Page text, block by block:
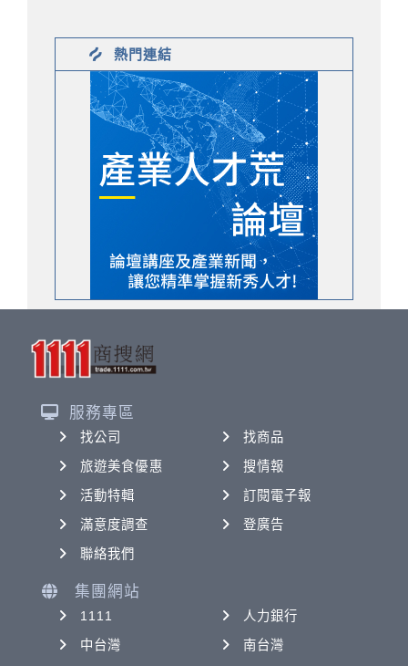
熱門連結
服務專區
找公司
找商品
旅遊美食優惠
搜情報
活動特輯
訂閱電子報
滿意度調查
登廣告
聯絡我們
集團網站
1111
人力銀行
中台灣
南台灣